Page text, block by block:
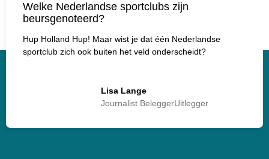
Welke Nederlandse sportclubs zijn
beursgenoteerd?
Hup Holland Hup! Maar wist je dat één Nederlandse
sportclub zich ook buiten het veld onderscheidt?
Lisa Lange
Journalist BeleggerUitlegger